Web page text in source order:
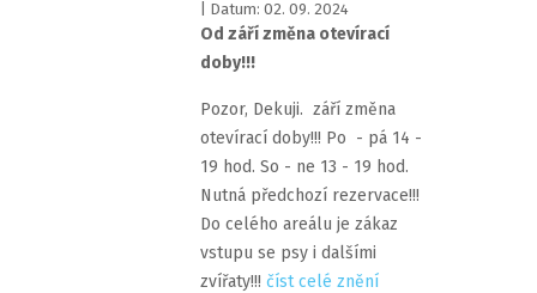
| Datum: 02. 09. 2024
Od září změna otevírací
doby!!!
Pozor, Dekuji. září změna
otevírací doby!!! Po - pá 14 -
19 hod. So - ne 13 - 19 hod.
Nutná předchozí rezervace!!!
Do celého areálu je zákaz
vstupu se psy i dalšími
zvířaty!!! číst celé znění